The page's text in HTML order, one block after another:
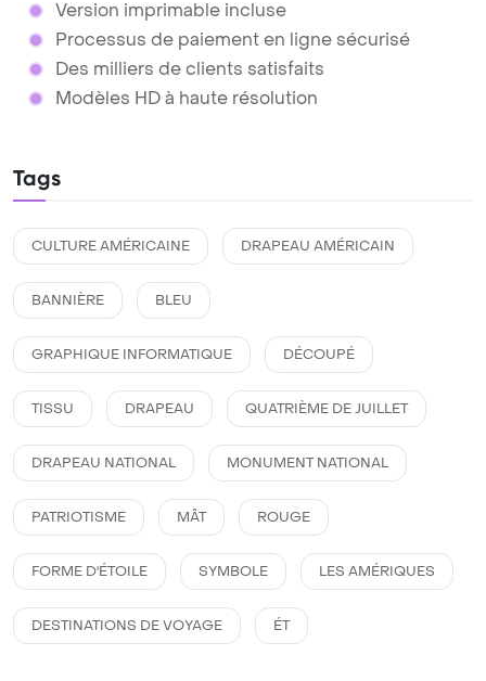
Version imprimable incluse
Processus de paiement en ligne sécurisé
Des milliers de clients satisfaits
Modèles HD à haute résolution
Tags
CULTURE AMÉRICAINE DRAPEAU AMÉRICAIN
BANNIÈRE BLEU
GRAPHIQUE INFORMATIQUE DÉCOUPÉ
TISSU DRAPEAU QUATRIÈME DE JUILLET
DRAPEAU NATIONAL MONUMENT NATIONAL
PATRIOTISME MÂT ROUGE
FORME D'ÉTOILE SYMBOLE LES AMÉRIQUES
DESTINATIONS DE VOYAGE ÉT